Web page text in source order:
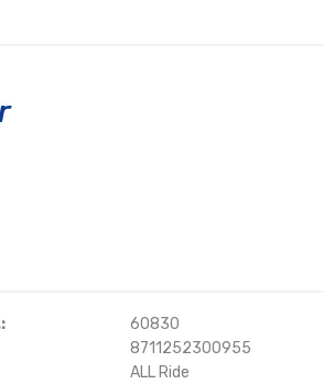
60830
8711252300955
ALL Ride